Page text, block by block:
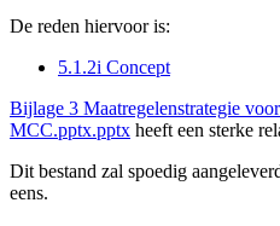
De reden hiervoor is:
5.1.2i Concept
Bijlage 3 Maatregelenstrategie
MCC.pptx.pptx heeft een sterke
Dit bestand zal spoedig
eens.